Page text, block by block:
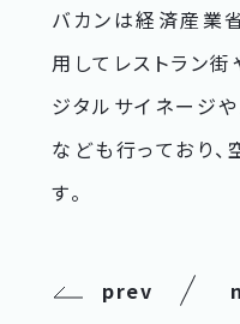
バカンは経済産業
用してレストラン
ジタルサイネージ
なども行っており
す。
prev